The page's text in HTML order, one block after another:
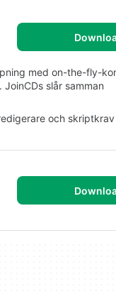
med on-the-fly-
slår samman
och